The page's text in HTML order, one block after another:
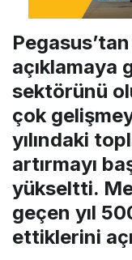
açıklamaya
sektörünü
çok
yılındaki
artırmayı
yükseltti.
geçen yıl
ettiklerini